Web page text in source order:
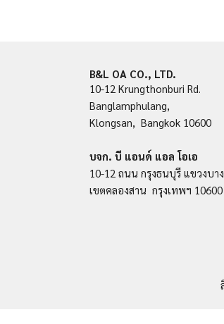
B&L OA CO., LTD.
10-12 Krungthonburi Rd.
Banglamphulang,
Klongsan, Bangkok 10600
บจก. บี แอนด์ แอล โอเอ
10-12 ถนน กรุงธนบุรี แขวงบา
เขตคลองสาน กรุงเทพฯ 10600